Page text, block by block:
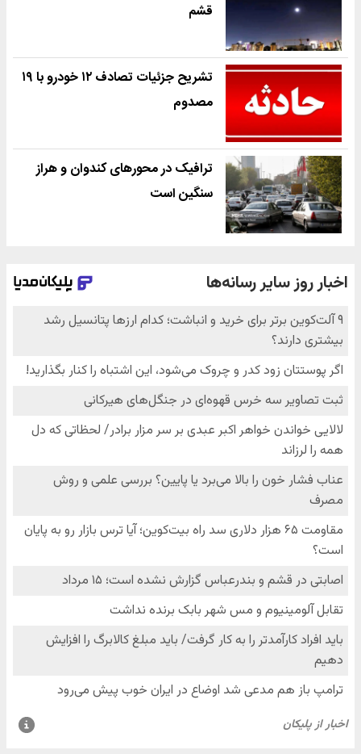
قشم
تشریح جزئیات تصادف ۱۲ خودرو با ۱۹
مصدوم
ترافیک در محورهای کندوان و هراز
سنگین است